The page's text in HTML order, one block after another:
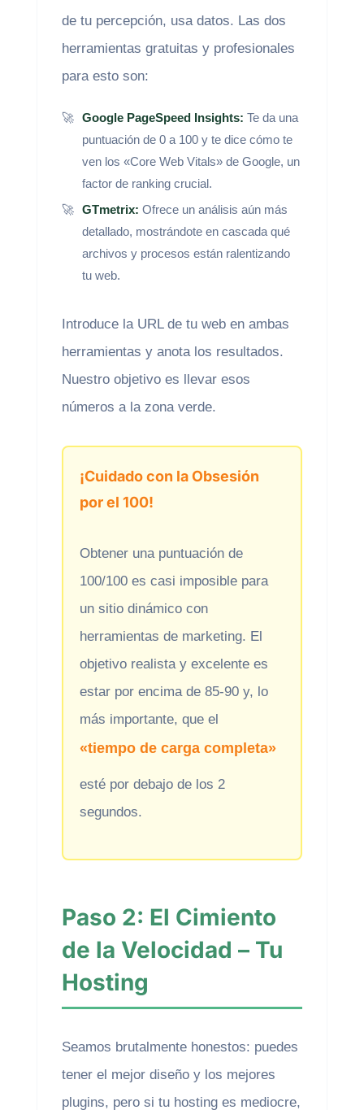
de tu percepción, usa datos. Las dos
herramientas gratuitas y profesionales
para esto son:
Google PageSpeed Insights: Te da una
puntuación de 0 a 100 y te dice cómo te
ven los «Core Web Vitals» de Google, un
factor de ranking crucial.
GTmetrix: Ofrece un análisis aún más
detallado, mostrándote en cascada qué
archivos y procesos están ralentizando
tu web.
Introduce la URL de tu web en ambas
herramientas y anota los resultados.
Nuestro objetivo es llevar esos
números a la zona verde.
¡Cuidado con la Obsesión
por el 100!
Obtener una puntuación de
100/100 es casi imposible para
un sitio dinámico con
herramientas de marketing. El
objetivo realista y excelente es
estar por encima de 85-90 y, lo
más importante, que el
«tiempo de carga completa»
esté por debajo de los 2
segundos.
Paso 2: El Cimiento
de la Velocidad – Tu
Hosting
Seamos brutalmente honestos: puedes
tener el mejor diseño y los mejores
plugins, pero si tu hosting es mediocre,